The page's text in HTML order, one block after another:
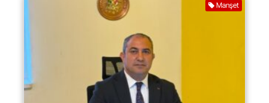
Manşet